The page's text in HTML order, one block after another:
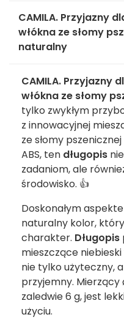
CAMILA. Przyjazny
włókna ze słomy
naturalny
CAMILA. Przyjazny
włókna ze słomy
tylko zwykłym
z innowacyjnej
ze słomy
ABS, ten długopis
zadaniom, ale
środowisko. 👍
Doskonałym
naturalny kolor,
charakter. Długopis
mieszczące niebieski
nie tylko użyteczny,
przyjemny. Mierzący
zaledwie 6 g, jest
użyciu.